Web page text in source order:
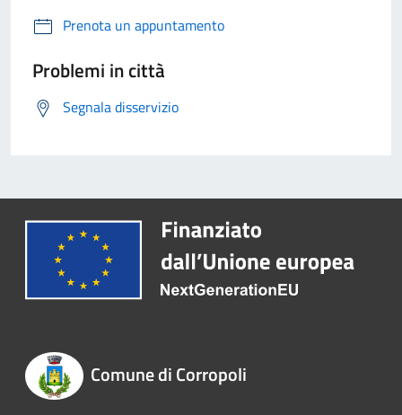
Prenota un appuntamento
Problemi in città
Segnala disservizio
Comune di Corropoli